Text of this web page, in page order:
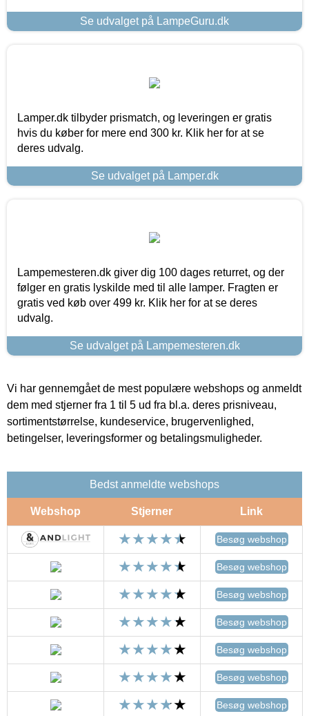
Se udvalget på LampeGuru.dk
Lamper.dk tilbyder prismatch, og leveringen er gratis
hvis du køber for mere end 300 kr. Klik her for at se
deres udvalg.
Se udvalget på Lamper.dk
Lampemesteren.dk giver dig 100 dages returret, og der
følger en gratis lyskilde med til alle lamper. Fragten er
gratis ved køb over 499 kr. Klik her for at se deres
udvalg.
Se udvalget på Lampemesteren.dk
Vi har gennemgået de mest populære webshops og anmeldt
dem med stjerner fra 1 til 5 ud fra bl.a. deres prisniveau,
sortimentstørrelse, kundeservice, brugervenlighed,
betingelser, leveringsformer og betalingsmuligheder.
Bedst anmeldte webshops
Webshop Stjerner Link
Besøg webshop
Besøg webshop
Besøg webshop
Besøg webshop
Besøg webshop
Besøg webshop
Besøg webshop